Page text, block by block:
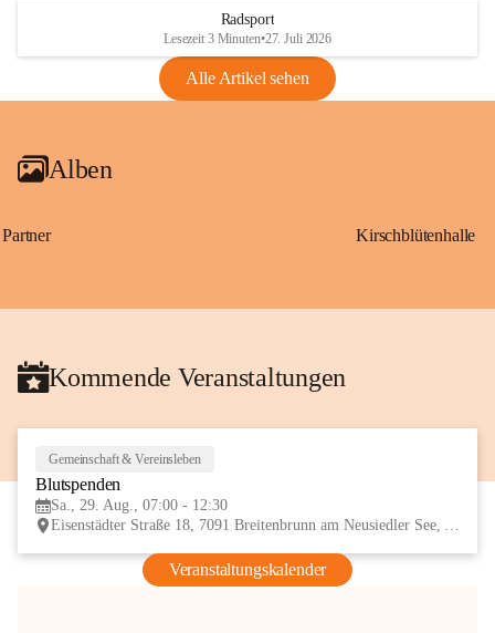
VBl. EU Nr. 18_2026
Radsport
Lesezeit 3 Minuten•27. Juli 2026
Alle Artikel sehen
Alben
Partner Kirschblütenhalle
Kommende Veranstaltungen
Gemeinschaft & Vereinsleben
Blutspenden
Sa., 29. Aug., 07:00 - 12:30
Eisenstädter Straße 18, 7091 Breitenbrunn am Neusiedler See, AUT
Veranstaltungskalender